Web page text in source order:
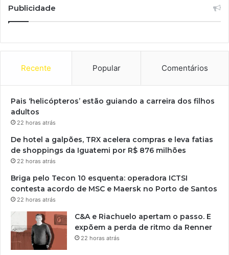
Publicidade
Recente Popular Comentários
Pais ‘helicópteros’ estão guiando a carreira dos filhos
adultos
22 horas atrás
De hotel a galpões, TRX acelera compras e leva fatias
de shoppings da Iguatemi por R$ 876 milhões
22 horas atrás
Briga pelo Tecon 10 esquenta: operadora ICTSI
contesta acordo de MSC e Maersk no Porto de Santos
22 horas atrás
C&A e Riachuelo apertam o passo. E
expõem a perda de ritmo da Renner
22 horas atrás